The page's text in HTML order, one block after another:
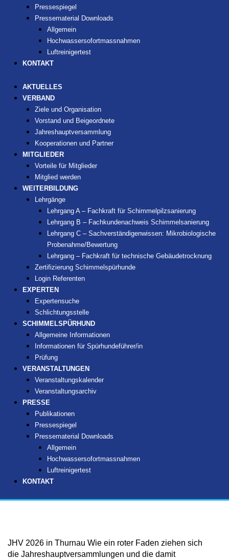
Pressespiegel
Pressematerial Downloads
Allgemein
Hochwassersofortmassnahmen
Luftreinigertest
KONTAKT
AKTUELLES
VERBAND
Ziele und Organisation
Vorstand und Beigeordnete
Jahreshauptversammlung
Kooperationen und Partner
MITGLIEDER
Vorteile für Mitglieder
Mitglied werden
WEITERBILDUNG
Lehrgänge
Lehrgang A – Fachkraft für Schimmelpilzsanierung
Lehrgang B – Fachkundenachweis Schimmelsanierung
Lehrgang C – Sachverständigenwissen: Mikrobiologische
Probenahme/Bewertung
Lehrgang – Fachkraft für technische Gebäudetrocknung
Zertifizierung Schimmelspürhunde
Login Referenten
EXPERTEN
Expertensuche
Schlichtungsstelle
SCHIMMELSPÜRHUND
Allgemeine Informationen
Informationen für Spürhundeführer/in
Prüfung
VERANSTALTUNGEN
Veranstaltungskalender
Veranstaltungsarchiv
PRESSE
Publikationen
Pressespiegel
Pressematerial Downloads
Allgemein
Hochwassersofortmassnahmen
Luftreinigertest
KONTAKT
JHV 2026 in Thurnau Wie ein roter Faden ziehen sich
die Jahreshauptversammlungen und die damit